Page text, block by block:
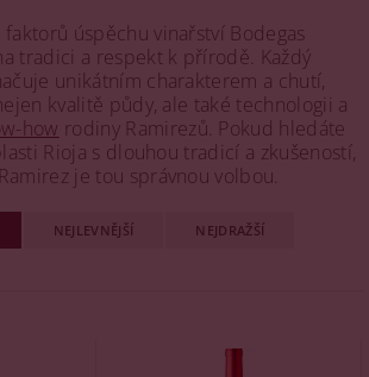
faktorů úspěchu vinařství Bodegas
tradici a respekt k přírodě. Každý
unikátním charakterem a chutí,
kvalitě půdy, ale také technologii a
how rodiny Ramirezů. Pokud hledáte
Rioja s dlouhou tradicí a zkušeností,
je tou správnou volbou.
NEJLEVNĚJŠÍ NEJDRAŽŠÍ